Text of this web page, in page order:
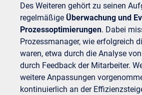
Des Weiteren gehört zu seinen
regelmäßige Überwachung und
Prozessoptimierungen. Dabei
Prozessmanager, wie erfolgreich
waren, etwa durch die Analyse
durch Feedback der Mitarbeiter.
weitere Anpassungen
kontinuierlich an der